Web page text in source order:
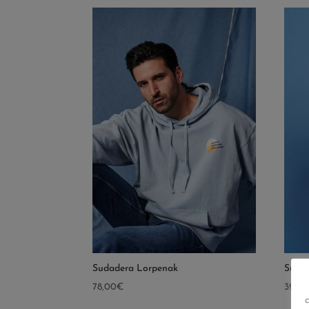
Sudadera Lorpenak
78,00€
39,50